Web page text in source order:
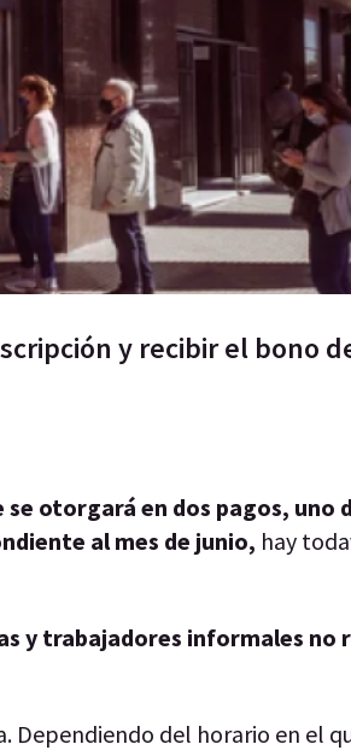
y recibir el bono
se otorgará en dos pagos, uno
al mes de junio, hay
y trabajadores informales no
Dependiendo del horario en el